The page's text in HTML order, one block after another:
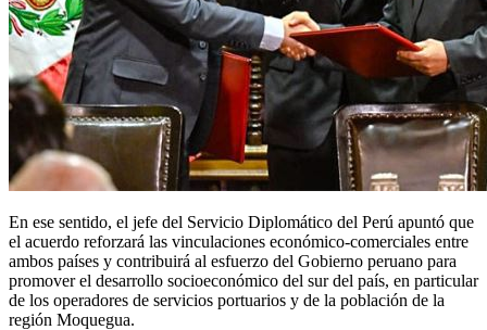
En ese sentido, el jefe del Servicio Diplomático del Perú apuntó que
el acuerdo reforzará las vinculaciones económico-comerciales entre
ambos países y contribuirá al esfuerzo del Gobierno peruano para
promover el desarrollo socioeconómico del sur del país, en particular
de los operadores de servicios portuarios y de la población de la
región Moquegua.